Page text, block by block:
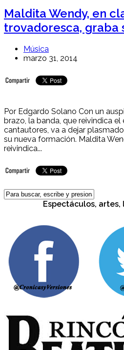
Maldita Wendy, en
trovadoresca, graba
Música
marzo 31, 2014
Por Edgardo Solano Con un
brazo, la banda, que reivindica
cantautores, va a dejar
su nueva formación. Maldita
reivindica...
Espectáculos, artes,